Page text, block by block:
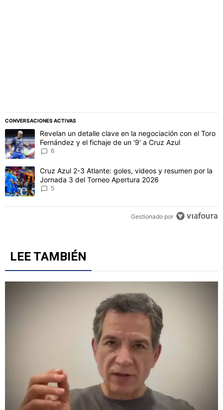
CONVERSACIONES ACTIVAS
Este listado muestra los artículos con más comentarios en los
Un artículo de tendencia con el título "Revelan un detalle clave
Revelan un detalle clave en la negociación con el Toro
Fernández y el fichaje de un '9' a Cruz Azul
6
Un artículo de tendencia con el título "Cruz Azul 2-3 Atlante:
Cruz Azul 2-3 Atlante: goles, videos y resumen por la
Jornada 3 del Torneo Apertura 2026
5
Gestionado por
LEE TAMBIÉN